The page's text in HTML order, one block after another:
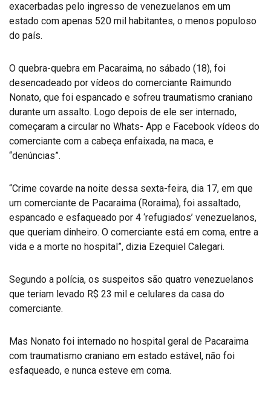
exacerbadas pelo ingresso de venezuelanos em um
estado com apenas 520 mil habitantes, o menos populoso
do país.
O quebra-quebra em Pacaraima, no sábado (18), foi
desencadeado por vídeos do comerciante Raimundo
Nonato, que foi espancado e sofreu traumatismo craniano
durante um assalto. Logo depois de ele ser internado,
começaram a circular no Whats- App e Facebook vídeos do
comerciante com a cabeça enfaixada, na maca, e
“denúncias”.
“Crime covarde na noite dessa sexta-feira, dia 17, em que
um comerciante de Pacaraima (Roraima), foi assaltado,
espancado e esfaqueado por 4 ‘refugiados’ venezuelanos,
que queriam dinheiro. O comerciante está em coma, entre a
vida e a morte no hospital”, dizia Ezequiel Calegari.
Segundo a polícia, os suspeitos são quatro venezuelanos
que teriam levado R$ 23 mil e celulares da casa do
comerciante.
Mas Nonato foi internado no hospital geral de Pacaraima
com traumatismo craniano em estado estável, não foi
esfaqueado, e nunca esteve em coma.